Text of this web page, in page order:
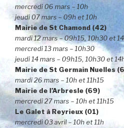
mercredi 06 mars – 10h
jeudi 07 mars – 09h et 10h
Mairie de St Chamond (42)
mardi 12 mars – 09h15, 10h30 et
mercredi 13 mars – 10h30
jeudi 14 mars – 09h15, 10h30 et
Mairie de St Germain Nuelles
mardi 26 mars – 10h et 11h15
Mairie de l’Arbresle (69)
mercredi 27 mars – 10h et 11h15
Le Galet à Reyrieux (01)
mercredi 03 avril – 10h et 11h